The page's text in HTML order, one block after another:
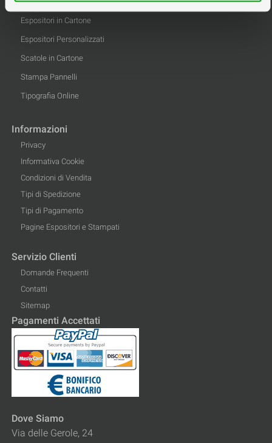
Espositori in Cartone
Espositori Personalizzati
Scatole in Cartone
Stampa Pannelli
Tipografia Online
Informazioni
Privacy
Informativa Cookie
Condizioni di Vendita
Tipi di Spedizione
Tipi di Pagamento
Pagine Espositori e Stampati
Servizio Clienti
Domande Frequenti
Contatti
Sitemap
Pagamenti Accettati
Dove Siamo
Via delle Gerole, 24